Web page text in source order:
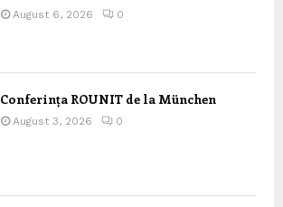
August 6, 2026 0
Conferința ROUNIT de la München
August 3, 2026 0